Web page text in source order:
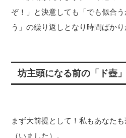
ぞ！」と決意しても「でも似合
う」の繰り返しとなり時間ばかり
坊主頭になる前の「ド壺
まず大前提として！私もあなた
（いました）。